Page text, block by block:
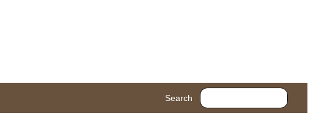
Search